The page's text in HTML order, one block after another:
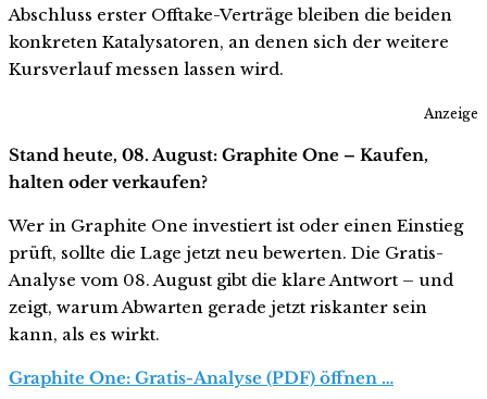
Abschluss erster Offtake-Verträge bleiben die beiden
konkreten Katalysatoren, an denen sich der weitere
Kursverlauf messen lassen wird.
Anzeige
Stand heute, 08. August: Graphite One – Kaufen,
halten oder verkaufen?
Wer in Graphite One investiert ist oder einen Einstieg
prüft, sollte die Lage jetzt neu bewerten. Die Gratis-
Analyse vom 08. August gibt die klare Antwort – und
zeigt, warum Abwarten gerade jetzt riskanter sein
kann, als es wirkt.
Graphite One: Gratis-Analyse (PDF) öffnen …